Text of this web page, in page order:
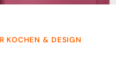
KOCHEN & DESIGN